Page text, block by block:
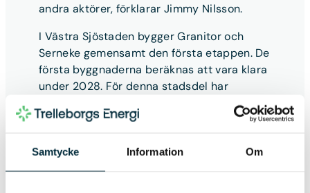
Samtycke Information Om
andra aktörer, förklarar Jimmy Nilsson.
I Västra Sjöstaden bygger Granitor och
Serneke gemensamt den första etappen. De
första byggnaderna beräknas att vara klara
under 2028. För denna stadsdel har
avsiktsförklaring med bolagen för att ta
fram ett unikt energikoncept baserat på
förnybara energislag och vätgaslagring.
Just nu pågår en genomförbarhetsstudie